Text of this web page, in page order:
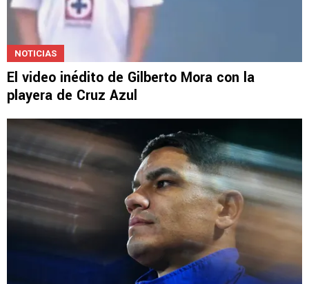
NOTICIAS
El video inédito de Gilberto Mora con la
playera de Cruz Azul